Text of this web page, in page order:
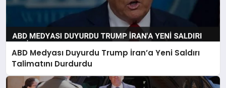
ABD Medyası Duyurdu Trump İran’a Yeni Saldırı
Talimatını Durdurdu